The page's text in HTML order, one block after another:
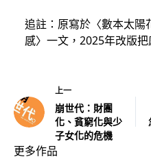
追註：原寫於〈數本太陽
感〉一文，2025年改版把
上一
崩世代：財團
化、貧窮化與少
子女化的危機
更多作品